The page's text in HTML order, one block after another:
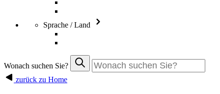
Sprache / Land
Wonach suchen Sie?
zurück zu Home